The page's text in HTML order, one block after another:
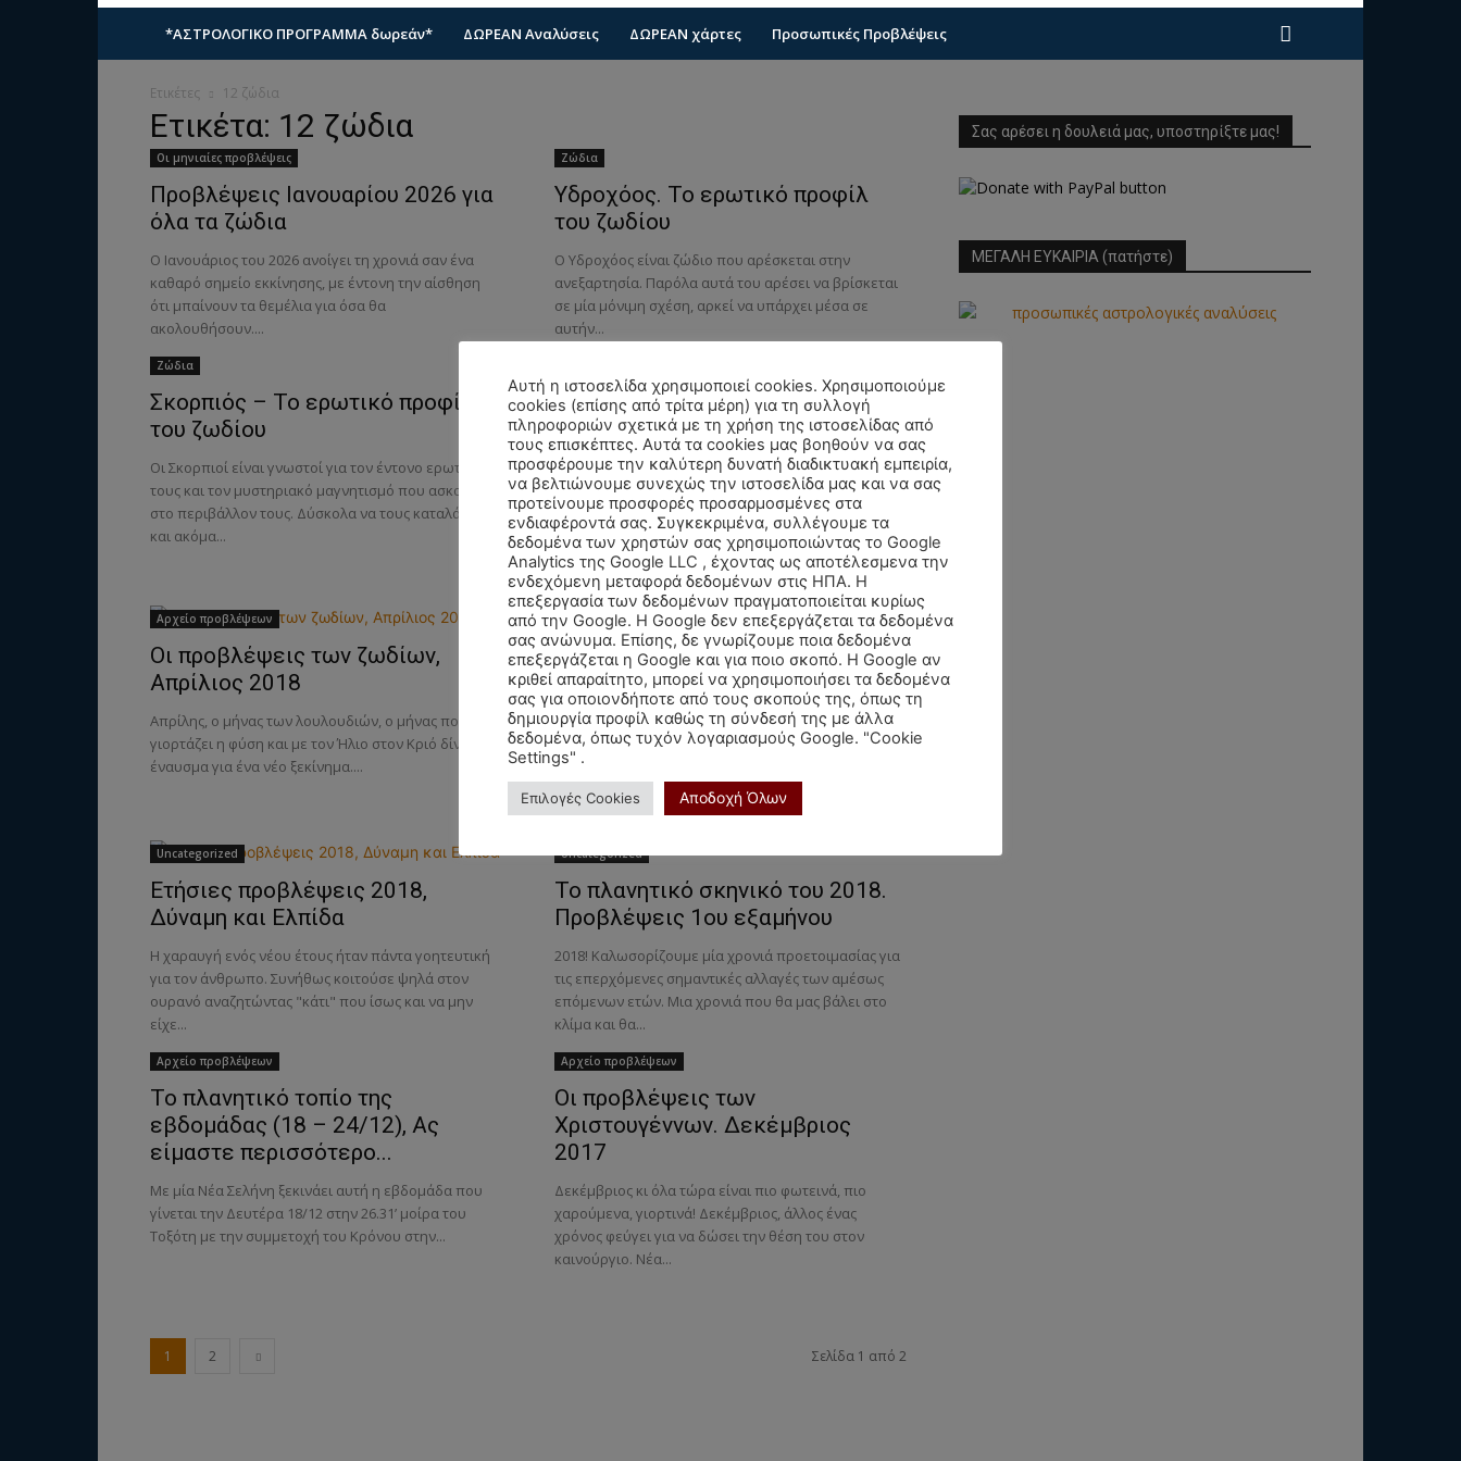
*ΑΣΤΡΟΛΟΓΙΚΟ ΠΡΟΓΡΑΜΜΑ δωρεάν* ΔΩΡΕΑΝ Αναλύσεις ΔΩΡΕΑΝ χάρτες Προσωπικές Προβλέψεις
Ετικέτες 12 ζώδια
Ετικέτα: 12 ζώδια
Οι μηνιαίες προβλέψεις
Προβλέψεις Ιανουαρίου 2026 για
όλα τα ζώδια
Ο Ιανουάριος του 2026 ανοίγει τη χρονιά σαν ένα
καθαρό σημείο εκκίνησης, με έντονη την αίσθηση
ότι μπαίνουν τα θεμέλια για όσα θα
ακολουθήσουν....
Ζώδια
Υδροχόος. Το ερωτικό προφίλ
του ζωδίου
Ο Υδροχόος είναι ζώδιο που αρέσκεται στην
ανεξαρτησία. Παρόλα αυτά του αρέσει να βρίσκεται
σε μία μόνιμη σχέση, αρκεί να υπάρχει μέσα σε
αυτήν...
Ζώδια
Σκορπιός – Το ερωτικό προφίλ
του ζωδίου
Οι Σκορπιοί είναι γνωστοί για τον έντονο ερωτισμό
τους και τον μυστηριακό μαγνητισμό που ασκούν
στο περιβάλλον τους. Δύσκολα να τους καταλάβεις,
και ακόμα...
Featured
Όταν η Άννα κοιτάει τα άστρα…
Ιούνιος 2018
Ιούνιος και λέμε, καλό καλοκαίρι!!! Αν και
προβλέπεται ¨θερμό¨ αυτό το καλοκαίρι, από
γεγονότα και εκπλήξεις, αλλά εμείς πάμε κόντρα στο
καιρό και θα...
Αρχείο προβλέψεων
Οι προβλέψεις των ζωδίων,
Απρίλιος 2018
Απρίλης, ο μήνας των λουλουδιών, ο μήνας που
γιορτάζει η φύση και με τον Ήλιο στον Κριό δίνει το
έναυσμα για ένα νέο ξεκίνημα....
Ζώδια
Τα «καβούρια» οι «σπάγκοι» και
οι υπόλοιπες τσέπες του
ζωδιακού!
Συχνά ακούμε τις παλιές γυναίκες να λένε «Το
χειρότερο ελάττωμα στον άντρα, είναι να σου βγει
τσιγκούνης και τεμπέλης! Όλα τα άλλα…» Οι
συνδυασμοί...
Uncategorized
Ετήσιες προβλέψεις 2018,
Δύναμη και Ελπίδα
Η χαραυγή ενός νέου έτους ήταν πάντα γοητευτική
για τον άνθρωπο. Συνήθως κοιτούσε ψηλά στον
ουρανό αναζητώντας "κάτι" που ίσως και να μην
είχε...
Uncategorized
Το πλανητικό σκηνικό του 2018.
Προβλέψεις 1ου εξαμήνου
2018! Καλωσορίζουμε μία χρονιά προετοιμασίας για
τις επερχόμενες σημαντικές αλλαγές των αμέσως
επόμενων ετών. Μια χρονιά που θα μας βάλει στο
κλίμα και θα...
Αρχείο προβλέψεων
Το πλανητικό τοπίο της
εβδομάδας (18 – 24/12), Ας
είμαστε περισσότερο...
Με μία Νέα Σελήνη ξεκινάει αυτή η εβδομάδα που
γίνεται την Δευτέρα 18/12 στην 26.31’ μοίρα του
Τοξότη με την συμμετοχή του Κρόνου στην...
Αρχείο προβλέψεων
Οι προβλέψεις των
Χριστουγέννων. Δεκέμβριος
2017
Δεκέμβριος κι όλα τώρα είναι πιο φωτεινά, πιο
χαρούμενα, γιορτινά! Δεκέμβριος, άλλος ένας
χρόνος φεύγει για να δώσει την θέση του στον
καινούργιο. Νέα...
1 2 Σελίδα 1 από 2
Σας αρέσει η δουλειά μας, υποστηρίξτε μας!
ΜΕΓΑΛΗ ΕΥΚΑΙΡΙΑ (πατήστε)
Αυτή η ιστοσελίδα χρησιμοποιεί cookies. Χρησιμοποιούμε
cookies (επίσης από τρίτα μέρη) για τη συλλογή
πληροφοριών σχετικά με τη χρήση της ιστοσελίδας από
τους επισκέπτες. Αυτά τα cookies μας βοηθούν να σας
προσφέρουμε την καλύτερη δυνατή διαδικτυακή εμπειρία,
να βελτιώνουμε συνεχώς την ιστοσελίδα μας και να σας
προτείνουμε προσφορές προσαρμοσμένες στα
ενδιαφέροντά σας. Συγκεκριμένα, συλλέγουμε τα
δεδομένα των χρηστών σας χρησιμοποιώντας το Google
Analytics της Google LLC , έχοντας ως αποτέλεσμενα την
ενδεχόμενη μεταφορά δεδομένων στις ΗΠΑ. Η
επεξεργασία των δεδομένων πραγματοποιείται κυρίως
από την Google. Η Google δεν επεξεργάζεται τα δεδομένα
σας ανώνυμα. Επίσης, δε γνωρίζουμε ποια δεδομένα
επεξεργάζεται η Google και για ποιο σκοπό. Η Google αν
κριθεί απαραίτητο, μπορεί να χρησιμοποιήσει τα δεδομένα
σας για οποιονδήποτε από τους σκοπούς της, όπως τη
δημιουργία προφίλ καθώς τη σύνδεσή της με άλλα
δεδομένα, όπως τυχόν λογαριασμούς Google. "Cookie
Settings" .
Επιλογές Cookies Αποδοχή Όλων